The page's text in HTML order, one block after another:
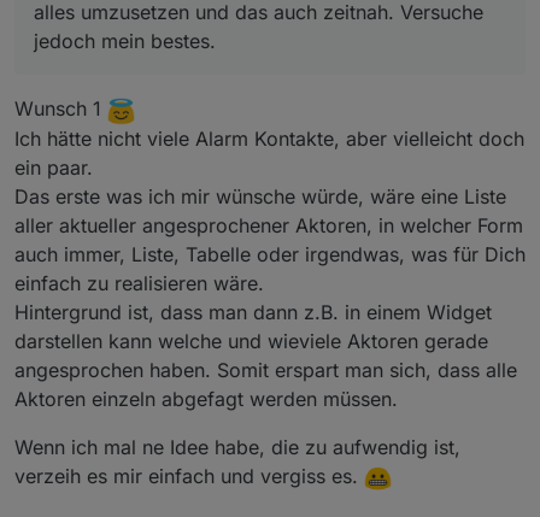
alles umzusetzen und das auch zeitnah. Versuche
jedoch mein bestes.
Wunsch 1
Ich hätte nicht viele Alarm Kontakte, aber vielleicht doch
ein paar.
Das erste was ich mir wünsche würde, wäre eine Liste
aller aktueller angesprochener Aktoren, in welcher Form
auch immer, Liste, Tabelle oder irgendwas, was für Dich
einfach zu realisieren wäre.
Hintergrund ist, dass man dann z.B. in einem Widget
darstellen kann welche und wieviele Aktoren gerade
angesprochen haben. Somit erspart man sich, dass alle
Aktoren einzeln abgefagt werden müssen.
Wenn ich mal ne Idee habe, die zu aufwendig ist,
verzeih es mir einfach und vergiss es.